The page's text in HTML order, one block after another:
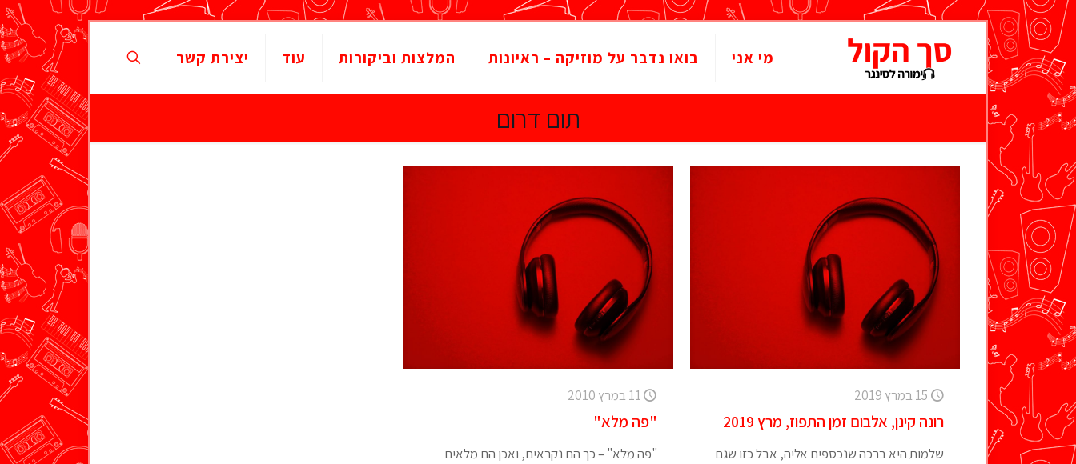
מי אני בואו נדבר על מוזיקה – ראיונות המלצות וביקורות עוד יצירת קשר
תום דרום
15 במרץ 2019
רונה קינן, אלבום זמן התפוז, מרץ 2019
שלמוּת היא ברכה שנכספים אליה, אבל כזו שגם
11 במרץ 2010
"פה מלא"
"פה מלא" – כך הם נקראים, ואכן הם מלאים